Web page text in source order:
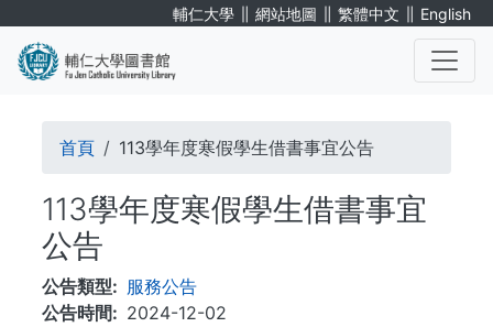
輔仁大學 ∥ 網站地圖 ∥ 繁體中文 ∥ English
導
連
結
首頁 113學年度寒假學生借書事宜公告
113學年度寒假學生借書事宜
公告
公告類型
服務公告
公告時間
2024-12-02